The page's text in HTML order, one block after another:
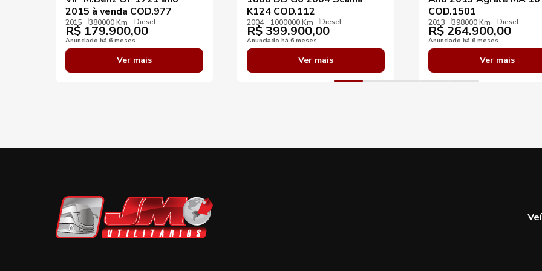
2015 à venda COD.977
2015 380000 Km Diesel
R$ 179.900,00
Anunciado há 6 meses
Ver mais
K124 COD.112
2004 1000000 Km Diesel
R$ 399.900,00
Anunciado há 6 meses
Ver mais
COD.1501
2013 398000 Km Diesel
R$ 264.900,00
Anunciado há 6 meses
Ver mais